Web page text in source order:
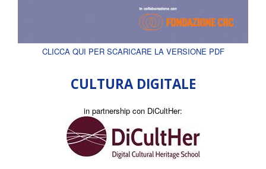
CLICCA QUI PER SCARICARE LA VERSIONE PDF
CULTURA DIGITALE
in partnership con DiCultHer: